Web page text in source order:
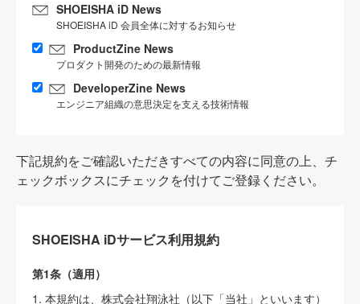
SHOEISHA iD News
SHOEISHA iD 会員全体に対するお知らせ
ProductZine News
プロダクト開発のための最新情報
DeveloperZine News
エンジニア組織の意思決定を支える技術情報
下記規約をご確認いただきすべての内容に同意の上、チ
ェックボックスにチェックを付けてご登録ください。
SHOEISHA iDサービス利用規約
第1条（適用）
1. 本規約は、株式会社翔泳社（以下「当社」といいます）